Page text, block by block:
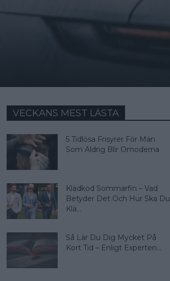
VECKANS MEST LÄSTA
5 Tidlösa Frisyrer För Män
Som Aldrig Blir Omoderna
Klädkod Sommarfin – Vad
Betyder Det Och Hur Ska Du
Klä...
Så Lär Du Dig Mycket På
Kort Tid – Enligt Experten...